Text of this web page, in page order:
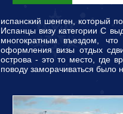
испанский шенген, который
Испанцы визу категории C
многократным въездом, что
оформления визы отдых
острова - это то место, где
поводу заморачиваться было